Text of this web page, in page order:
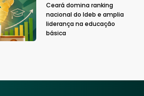
Ceará domina ranking
nacional do Ideb e amplia
liderança na educação
básica